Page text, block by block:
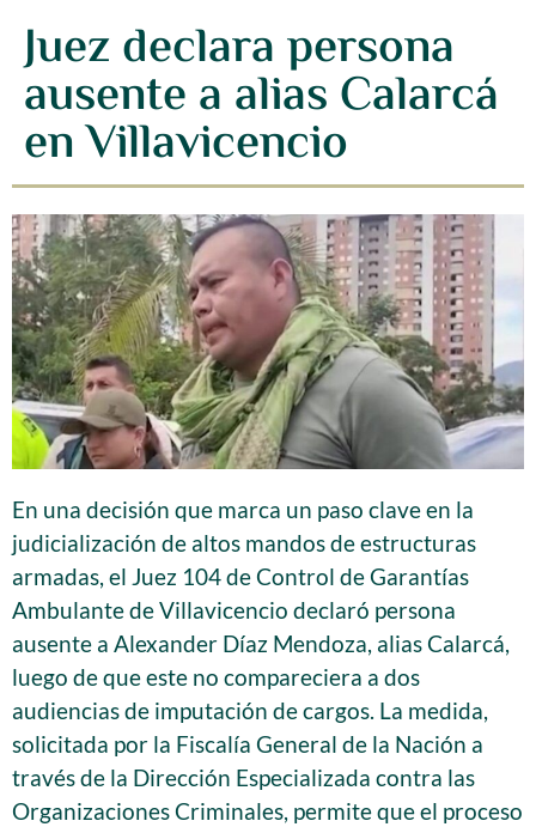
Juez declara persona
ausente a alias Calarcá
en Villavicencio
En una decisión que marca un paso clave en la
judicialización de altos mandos de estructuras
armadas, el Juez 104 de Control de Garantías
Ambulante de Villavicencio declaró persona
ausente a Alexander Díaz Mendoza, alias Calarcá,
luego de que este no compareciera a dos
audiencias de imputación de cargos. La medida,
solicitada por la Fiscalía General de la Nación a
través de la Dirección Especializada contra las
Organizaciones Criminales, permite que el proceso